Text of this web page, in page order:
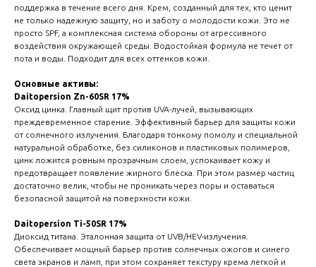
поддержка в течение всего дня. Крем, созданный для тех, кто ценит
не только надежную защиту, но и заботу о молодости кожи. Это не
просто SPF, а комплексная система обороны от агрессивного
воздействия окружающей среды. Водостойкая формула не течет от
пота и воды. Подходит для всех оттенков кожи.
Основные активы:
Daitopersion Zn-60SR 17%
Оксид цинка. Главный щит против UVA-лучей, вызывающих
преждевременное старение. Эффективный барьер для защиты кожи
от солнечного излучения. Благодаря тонкому помолу и специальной
натуральной обработке, без силиконов и пластиковых полимеров,
цинк ложится ровным прозрачным слоем, успокаивает кожу и
предотвращает появление жирного блеска. При этом размер частиц
достаточно велик, чтобы не проникать через поры и оставаться
безопасной защитой на поверхности кожи.
Daitopersion Ti-50SR 17%
Диоксид титана. Эталонная защита от UVB/HEV-излучения.
Обеспечивает мощный барьер против солнечных ожогов и синего
света экранов и ламп, при этом сохраняет текстуру крема легкой и